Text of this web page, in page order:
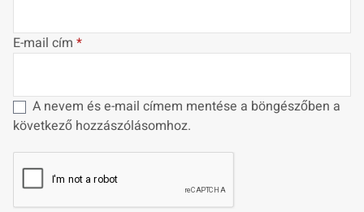
E-mail cím *
A nevem és e-mail címem mentése a böngészőben a
következő hozzászólásomhoz.